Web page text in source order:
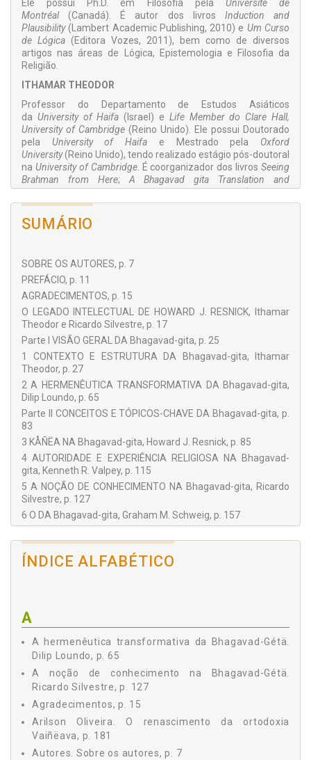
Ele possui Ph.D. em Filosofia pela Université de
Montréal(Canadá). É autor dos livros Induction and
Plausibility(Lambert Academic Publishing, 2010) e Um Curso
de Lógica (Editora Vozes, 2011), bem como de diversos
artigos nas áreas de Lógica, Epistemologia e Filosofia da
Religião.
ITHAMAR THEODOR
Professor do Departamento de Estudos Asiáticos
da University of Haifa (Israel) e Life Member do Clare Hall,
University of Cambridge (Reino Unido). Ele possui Doutorado
pela University of Haifa e Mestrado pela Oxford
University(Reino Unido), tendo realizado estágio pós-doutoral
na University of Cambridge. É coorganizador dos livros Seeing
Brahman from Here;A Bhagavad gita Translation and
Commentary Grounded in Classical Chinese Culture(Sunbook,
2013) eBrahman and Dao;Comparative Studies in Indian and
Chinese Philosophy and Religion
autor do livroExploring the Bhagavad gita: Philosophy Structure
Choice, bem como de vários artigos nas áreas de Teologia e
Filosofia Indianas.
COLABORADORES
Arilson S. Oliveira
Dilip Loundo
Graham M. Schweig
Howard J. Resnick
Ithamar Theodor
Kenneth R. Valpey
Ravi M. Gupta
Ricardo S. Silvestre
Steven Rosen
SUMÁRIO
SOBRE OS AUTORES, p. 7
PREFÁCIO, p. 11
AGRADECIMENTOS, p. 15
O LEGADO INTELECTUAL DE HOWARD J. RESNICK, Ithamar
Theodor e Ricardo Silvestre, p. 17
Parte I VISÃO GERAL DA Bhagavad-gita, p. 25
1 CONTEXTO E ESTRUTURA DA Bhagavad-gita, Ithamar
Theodor, p. 27
2 A HERMENÊUTICA TRANSFORMATIVA DA Bhagavad-gita,
Dilip Loundo, p. 65
Parte II CONCEITOS E TÓPICOS-CHAVE DA Bhagavad-gita, p.
83
3 KÅÑËA NA Bhagavad-gita, Howard J. Resnick, p. 85
4 AUTORIDADE E EXPERIÊNCIA RELIGIOSA NA Bhagavad-
gita, Kenneth R. Valpey, p. 115
5 A NOÇÃO DE CONHECIMENTO NA Bhagavad-gita, Ricardo
Silvestre, p. 127
6 O DA Bhagavad-gita, Graham M. Schweig, p. 157
Bhagavad-Purana, Steven Rosen, p. 169
Parte III HINDUÍSMO E VAISHNAVISMO, p. 179
CAITANYA, Ravi M. Gupta, p. 215
ÍNDICE ALFABÉTICO
A
A hermenêutica transformativa da Bhagavad-Gétä.
Dilip Loundo, p. 65
A noção de conhecimento na Bhagavad-Gétä.
Ricardo Silvestre, p. 127
Agradecimentos, p. 15
Arilson Oliveira. O renascimento da ortodoxia
Vaiñëava, p. 181
Autores. Sobre os autores, p. 7